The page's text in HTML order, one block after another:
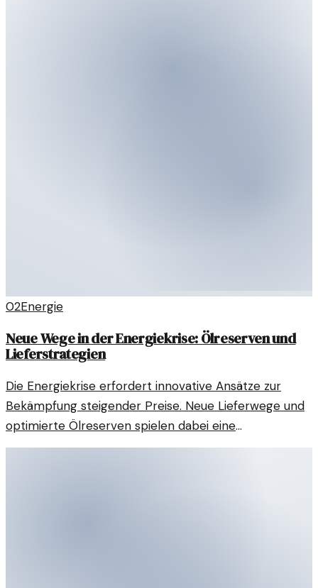
02Energie
Neue Wege in der Energiekrise: Ölreserven und
Lieferstrategien
Die Energiekrise erfordert innovative Ansätze zur
Bekämpfung steigender Preise. Neue Lieferwege und
optimierte Ölreserven spielen dabei eine
entscheidende Rolle.